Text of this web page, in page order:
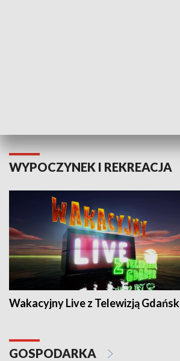
WYPOCZYNEK I REKREACJA
Wakacyjny Live z Telewizją Gdańsk
GOSPODARKA